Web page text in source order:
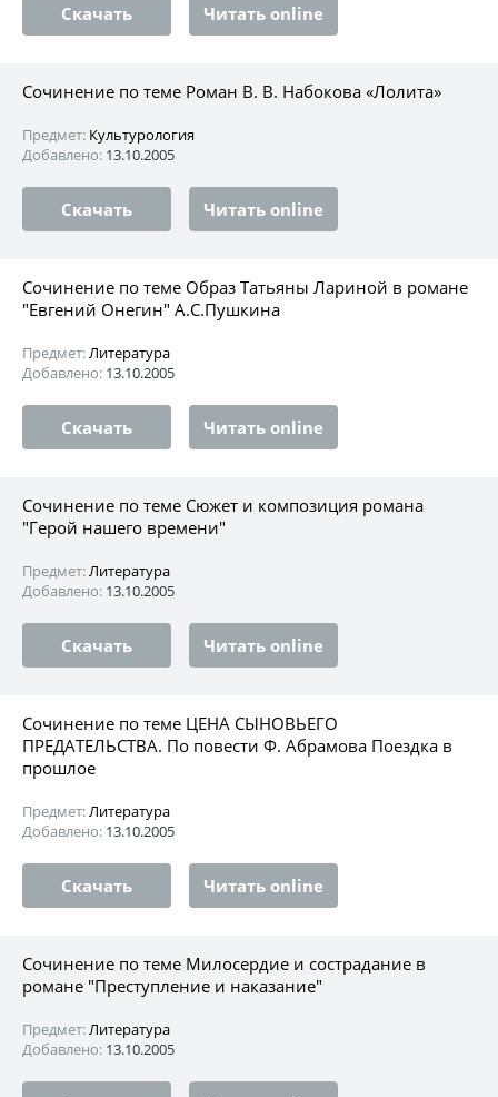
Скачать Читать online
Сочинение по теме Роман В. В. Набокова «Лолита»
Предмет: Культурология
Добавлено: 13.10.2005
Скачать Читать online
Сочинение по теме Образ Татьяны Лариной в романе
"Евгений Онегин" А.С.Пушкина
Предмет:Литература
Добавлено: 13.10.2005
Скачать Читать online
Сочинение по теме Сюжет и композиция романа
"Герой нашего времени"
Предмет:Литература
Добавлено: 13.10.2005
Скачать Читать online
Сочинение по теме ЦЕНА СЫНОВЬЕГО
ПРЕДАТЕЛЬСТВА. По повести Ф. Абрамова Поездка в
прошлое
Предмет:Литература
Добавлено: 13.10.2005
Скачать Читать online
Сочинение по теме Милосердие и сострадание в
романе "Преступление и наказание"
Предмет:Литература
Добавлено: 13.10.2005